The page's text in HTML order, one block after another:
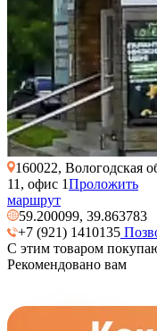
160022, Вологодская
11, офис 1Проложить
маршрут
59.200099, 39.863783
+7 (921) 1410135
С этим товаром
Рекомендовано вам